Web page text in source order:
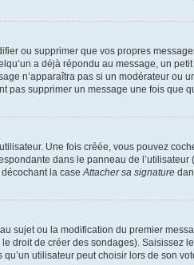
ou supprimer que vos propres
a déjà répondu au message, un
n’apparaîtra pas si un modérateur
pas supprimer un message une fois que
Une fois créée, vous pouvez
dans le panneau de l’utilisateur
la case Attacher sa signature
sujet ou la modification du premier
droit de créer des sondages).
utilisateur peut choisir lors de son